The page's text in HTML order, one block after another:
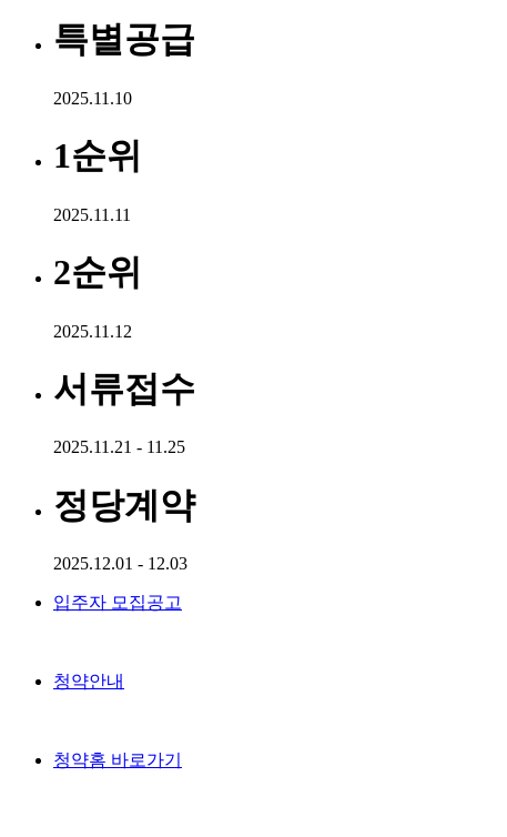
특별공급
2025.11.10
1순위
2025.11.11
2순위
2025.11.12
서류접수
2025.11.21 - 11.25
정당계약
2025.12.01 - 12.03
입주자 모집공고
청약안내
청약홈 바로가기